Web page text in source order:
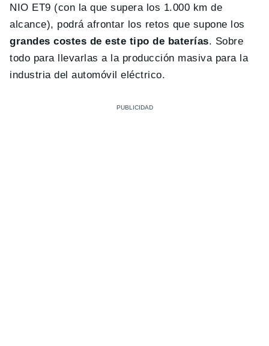
NIO ET9 (con la que supera los 1.000 km de
alcance), podrá afrontar los retos que supone los
grandes costes de este tipo de baterías. Sobre
todo para llevarlas a la producción masiva para la
industria del automóvil eléctrico.